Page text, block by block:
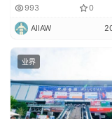
993 0
AIIAW
业界